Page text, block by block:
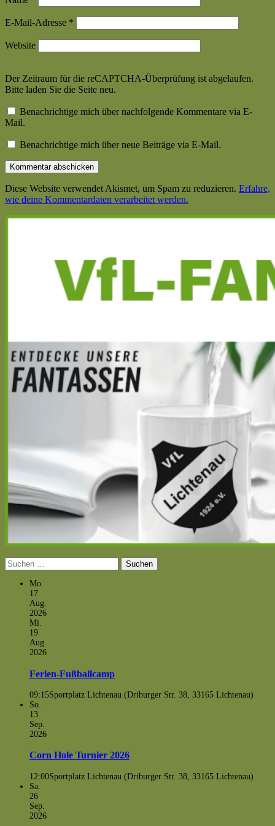
E-Mail-Adresse *
Website
Der Zeitraum für die reCAPTCHA-Überprüfung ist abgelaufen.
Bitte laden Sie die Seite neu.
Benachrichtige mich über nachfolgende Kommentare via E-
Mail.
Benachrichtige mich über neue Beiträge via E-Mail.
Diese Website verwendet Akismet, um Spam zu reduzieren. Erfahre,
wie deine Kommentardaten verarbeitet werden.
Haupt-
Suchen
nach:
Mo.
17
Aug.
2026
Mi.
19
Aug.
2026
Ferien-Fußballcamp
09:15Sportplatz Lichtenau (Driburger Str. 38, 33165 Lichtenau)
So.
13
Sep.
2026
Corn Hole Turnier 2026
12:00Sportplatz Lichtenau (Driburger Str. 38, 33165 Lichtenau)
Sa.
26
Sep.
2026